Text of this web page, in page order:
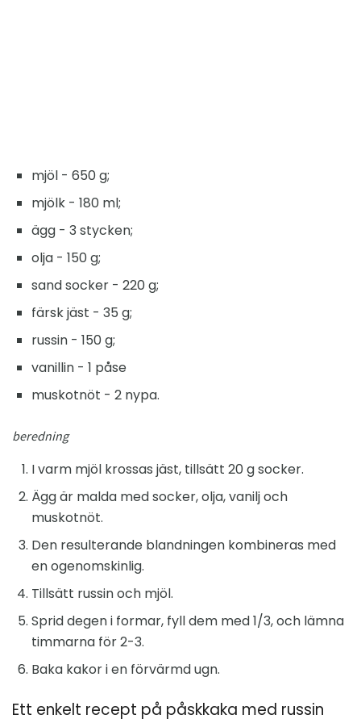
mjöl - 650 g;
mjölk - 180 ml;
ägg - 3 stycken;
olja - 150 g;
sand socker - 220 g;
färsk jäst - 35 g;
russin - 150 g;
vanillin - 1 påse
muskotnöt - 2 nypa.
beredning
I varm mjöl krossas jäst, tillsätt 20 g socker.
Ägg är malda med socker, olja, vanilj och
muskotnöt.
Den resulterande blandningen kombineras med
en ogenomskinlig.
Tillsätt russin och mjöl.
Sprid degen i formar, fyll dem med 1/3, och lämna
timmarna för 2-3.
Baka kakor i en förvärmd ugn.
Ett enkelt recept på påskkaka med russin